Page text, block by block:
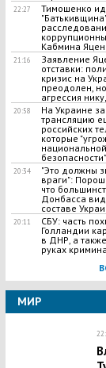
22:27
Тимошенко
Кабмина
21:16
Заявление
отставки:
кризис на
преодолен,
агрессия
20:58
На Украине
трансляцию
российских
которые
национальной
безопасности"
20:34
"Это должны
враги":
что
Донбасса
составе
20:11
СБУ: часть
Голландии
в ДНР, а
руках
МИР